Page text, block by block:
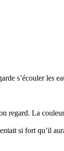
s’écouler les
regard. La
si fort qu’il